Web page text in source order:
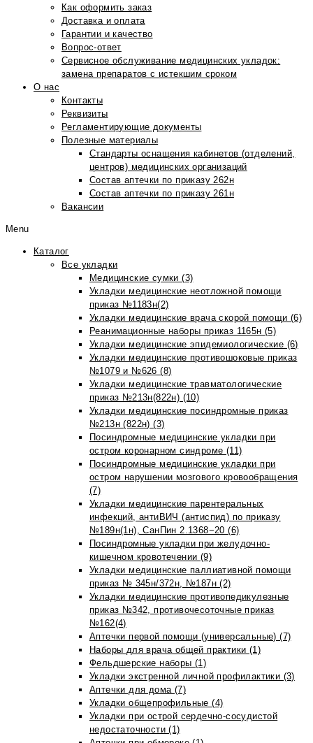
Как оформить заказ
Доставка и оплата
Гарантии и качество
Вопрос-ответ
Сервисное обслуживание медицинских укладок:
замена препаратов с истекшим сроком
О нас
Контакты
Реквизиты
Регламентирующие документы
Полезные материалы
Стандарты оснащения кабинетов (отделений,
центров) медицинских организаций
Состав аптечки по приказу 262н
Состав аптечки по приказу 261н
Вакансии
Menu
Каталог
Все укладки
Медицинские сумки (3)
Укладки медицинские неотложной помощи
приказ №1183н(2)
Укладки медицинские врача скорой помощи (6)
Реанимационные наборы приказ 1165н (5)
Укладки медицинские эпидемиологические (6)
Укладки медицинские противошоковые приказ
№1079 и №626 (8)
Укладки медицинские травматологические
приказ №213н(822н) (10)
Укладки медицинские посиндромные приказ
№213н (822н) (3)
Посиндромные медицинские укладки при
остром коронарном синдроме (11)
Посиндромные медицинские укладки при
остром нарушении мозгового кровообращения
(7)
Укладки медицинские парентеральных
инфекций, антиВИЧ (антиспид) по приказу
№189н(1н), СанПин 2.1368−20 (6)
Посиндромные укладки при желудочно-
кишечном кровотечении (9)
Укладки медицинские паллиативной помощи
приказ № 345н/372н, №187н (2)
Укладки медицинские противопедикулезные
приказ №342, противочесоточные приказ
№162(4)
Аптечки первой помощи (универсальные) (7)
Наборы для врача общей практики (1)
Фельдшерские наборы (1)
Укладки экстренной личной профилактики (3)
Аптечки для дома (7)
Укладки общепрофильные (4)
Укладки при острой сердечно-сосудистой
недостаточности (1)